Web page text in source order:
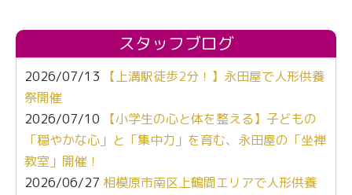
スタッフブログ
2026/07/13
【上溝駅徒歩2分！】永田屋で人形供養
祭開催
2026/07/10
【小学生の心と体を整える】子どもの
「穏やかな心」と「集中力」を育む、永田屋の「坐禅
教室」開催！
2026/06/27 相模原市南区上鶴間エリアで人形供養